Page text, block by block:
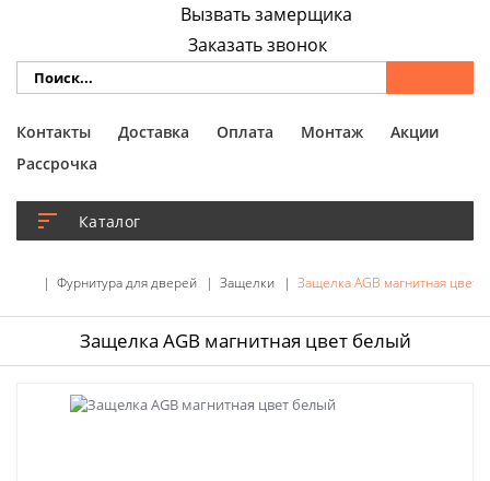
Каталог
Вызвать замерщика
Заказать звонок
Контакты Доставка Оплата Монтаж
Акции
Рассрочка
Фурнитура для дверей Защелки Защелка AGB магнитная цвет
Защелка AGB магнитная цвет белый